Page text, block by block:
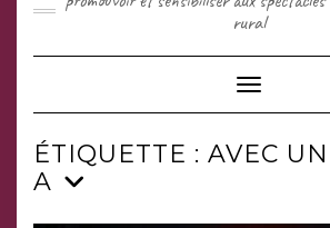
rural
Toggle
ÉTIQUETTE : AVEC
A